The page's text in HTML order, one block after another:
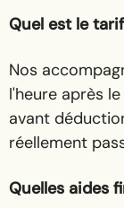
Quel est le
Nos
l'heure après
avant
réellement
Quelles aides